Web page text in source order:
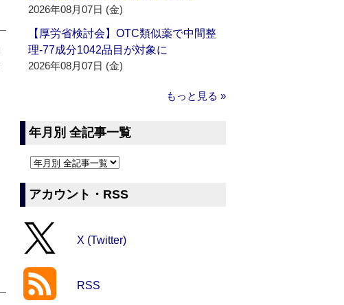
2026年08月07日 (金)
【厚労省検討会】OTC類似薬で中間整
理‐77成分1042品目が対象に
2026年08月07日 (金)
もっと見る »
年月別 全記事一覧
アカウント・RSS
X (Twitter)
RSS